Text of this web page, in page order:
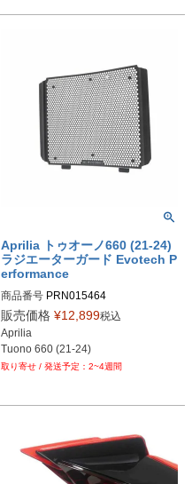
Aprilia トゥオーノ660 (21-24)
ラジエーターガード Evotech P
erformance
商品番号 PRN015464
PRN015464-01
販売価格 ¥12,899税込
Aprilia
Tuono 660 (21-24)
2~4週間